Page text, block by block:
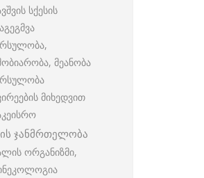
სქესის
მეანობა
მიხედვით
ჯანმრთელობა
ორგანიზმი,